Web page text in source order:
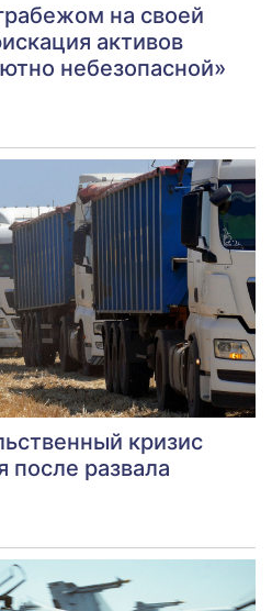
на своей
активов
небезопасной»
кризис
после развала